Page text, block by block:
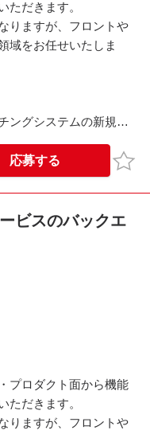
ただきます。
りますが、フロントや
域をお任せいたしま
ングシステムの新規機
応募する お気
ビスのバックエ
プロダクト面から機能
ただきます。
りますが、フロントや